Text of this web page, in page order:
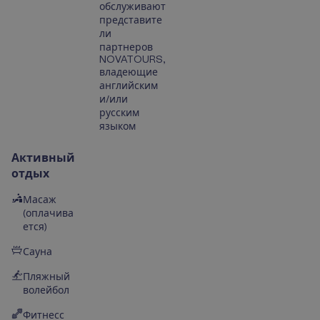
обслуживают
представите
ли
партнеров
NOVATOURS,
владеющие
английским
и/или
русским
языком
Активный
отдых
Масаж
(оплачива
ется)
Сауна
Пляжный
волейбол
Фитнесс